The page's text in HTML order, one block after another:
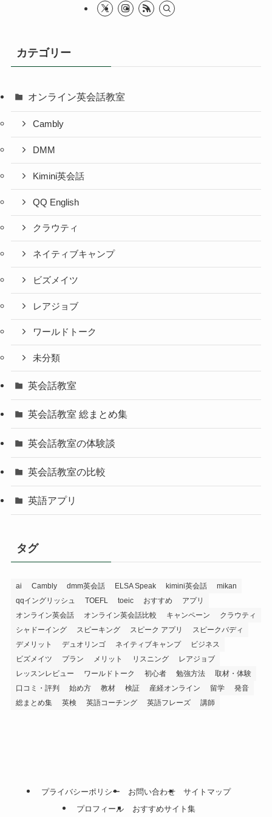
カテゴリー
オンライン英会話教室
Cambly
DMM
Kimini英会話
QQ English
クラウティ
ネイティブキャンプ
ビズメイツ
レアジョブ
ワールドトーク
未分類
英会話教室
英会話教室 総まとめ集
英会話教室の体験談
英会話教室の比較
英語アプリ
タグ
ai Cambly dmm英会話 ELSA Speak kimini英会話
mikan
qqイングリッシュ
TOEFL toeic おすすめ
アプリ
オンライン英会話
オンライン英会話比較 キャンペーン
クラウティ
シャドーイング
スピーキング スピーク アプリ
スピークバディ
デメリット
デュオリンゴ ネイティブキャンプ
ビジネス
ビズメイツ
プラン メリット リスニング
レアジョブ
レッスンレビュー
ワールドトーク 初心者 勉強方法
取材・体験
口コミ・評判
始め方 教材 検証 産経オンライン 留学
発音
総まとめ集
英検 英語コーチング 英語フレーズ 講師
プライバシーポリシー お問い合わせ
サイトマップ
プロフィール
おすすめサイト集